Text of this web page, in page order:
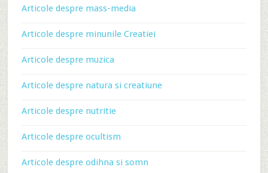
Articole despre mass-media
Articole despre minunile Creatiei
Articole despre muzica
Articole despre natura si creatiune
Articole despre nutritie
Articole despre ocultism
Articole despre odihna si somn